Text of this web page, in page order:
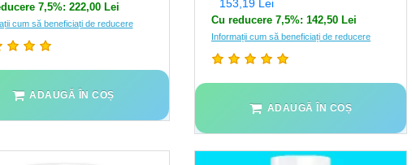
7,5%: 222,00 Lei
cum să beneficiați de reducere
ADAUGĂ ÎN COȘ
153,19 Lei
Cu reducere 7,5%: 142,50 Lei
Informații cum să beneficiați de reducere
ADAUGĂ ÎN COȘ